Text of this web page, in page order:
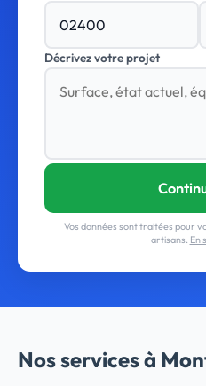
Décrivez votre projet
Vos données sont traitées pour
artisans. En
Nos services à